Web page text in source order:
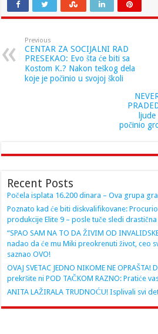
Previous
CENTAR ZA SOCIJALNI RAD
PRESEKAO: Evo šta će biti sa
Kostom K.? Nakon teškog dela
koje je počinio u svojoj školi
ljude
počinio
Recent Posts
Počela isplata 16.200 dinara – Ova grupa
Poznato kad će biti diskvalifikovane:
produkcije Elite 9 – posle tuče sledi drastična
“SPAO SAM NA TO DA ŽIVIM OD
nadao da će mu Miki preokrenuti život, ceo
saznao OVO!
OVAJ SVETAC JEDNO NIKOME NE
prekršite ni POD TAČKOM RAZNO: Pratiće
ANITA LAŽIRALA TRUDNOĆU! Isplivali svi